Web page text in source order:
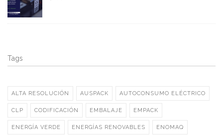
Tags
ALTA RESOLUCIÓN AUSPACK AUTOCONSUMO ELÉCTRICO
CLP CODIFICACIÓN EMBALAJE EMPACK
ENERGÍA VERDE ENERGÍAS RENOVABLES ENOMAQ